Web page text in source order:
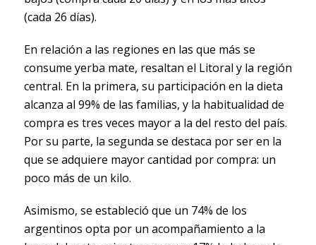
(cada 26 días).
En relación a las regiones en las que más se
consume yerba mate, resaltan el Litoral y la región
central. En la primera, su participación en la dieta
alcanza al 99% de las familias, y la habitualidad de
compra es tres veces mayor a la del resto del país.
Por su parte, la segunda se destaca por ser en la
que se adquiere mayor cantidad por compra: un
poco más de un kilo.
Asimismo, se estableció que un 74% de los
argentinos opta por un acompañamiento a la